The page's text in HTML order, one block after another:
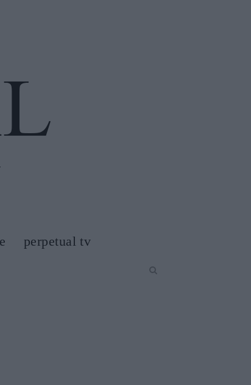
perpetual tv